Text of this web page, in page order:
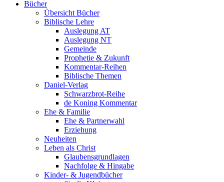
Bücher
Übersicht Bücher
Biblische Lehre
Auslegung AT
Auslegung NT
Gemeinde
Prophetie & Zukunft
Kommentar-Reihen
Biblische Themen
Daniel-Verlag
Schwarzbrot-Reihe
de Koning Kommentar
Ehe & Familie
Ehe & Partnerwahl
Erziehung
Neuheiten
Leben als Christ
Glaubensgrundlagen
Nachfolge & Hingabe
Kinder- & Jugendbücher